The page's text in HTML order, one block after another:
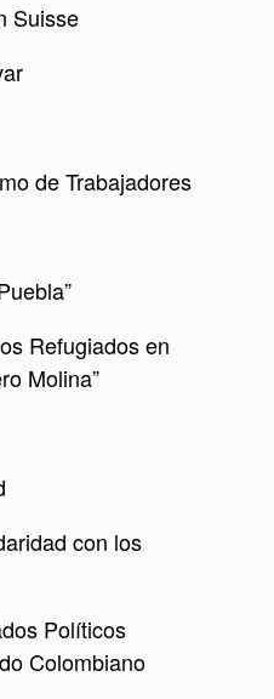
Suisse
de Trabajadores
Refugiados en
Molina”
con los
Políticos
Colombiano